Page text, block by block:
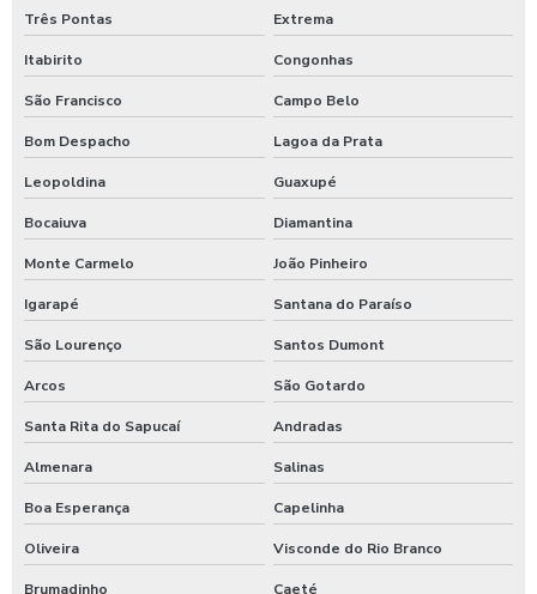
Maquinas para higienização automotiva
Maquinas para higienização interna de veiculos
Melhores produtos para higienização de carros
Moedeiro tarifador para calibrador de pneus
Pastilha de cloro para tratamento de água
Polímero catiônico tratamento de água
Posto com aspirador self service
Posto com aspirador self service sp
Posto de lavagem de caminhões
Preço de controlador de banho
Produto para higienização interna de veiculos
Três Pontas Extrema
Itabirito Congonhas
São Francisco Campo Belo
Bom Despacho Lagoa da Prata
Leopoldina Guaxupé
Bocaiuva Diamantina
Monte Carmelo João Pinheiro
Igarapé Santana do Paraíso
São Lourenço Santos Dumont
Arcos São Gotardo
Santa Rita do Sapucaí Andradas
Almenara Salinas
Boa Esperança Capelinha
Oliveira Visconde do Rio Branco
Brumadinho Caeté